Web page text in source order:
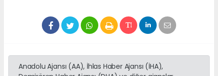
Anadolu Ajansı (AA), İhlas Haber Ajansı (İHA),